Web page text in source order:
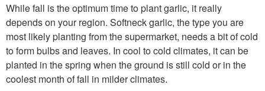
While fall is the optimum time to plant garlic, it really
depends on your region. Softneck garlic, the type you are
most likely planting from the supermarket, needs a bit of cold
to form bulbs and leaves. In cool to cold climates, it can be
planted in the spring when the ground is still cold or in the
coolest month of fall in milder climates.